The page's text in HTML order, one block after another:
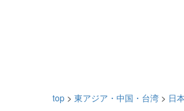
top > 東アジア・中国・台湾 > 日本